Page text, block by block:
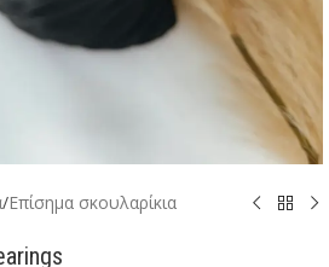
/Επίσημα σκουλαρίκια